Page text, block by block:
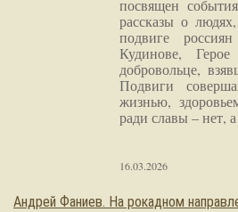
посвящен
рассказы о
подвиге
Кудинове,
добровольце,
Подвиги
жизнью,
ради славы – нет,
16.03.2026
Андрей Фаниев. На рокадном